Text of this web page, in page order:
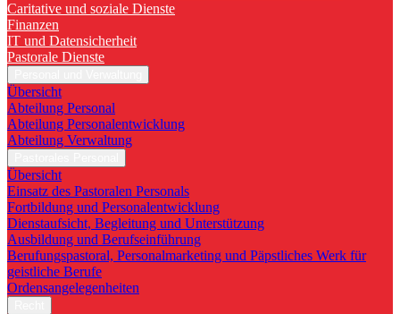
Caritative und soziale Dienste
Finanzen
IT und Datensicherheit
Pastorale Dienste
Übersicht
Abteilung Personal
Abteilung Personalentwicklung
Abteilung Verwaltung
Übersicht
Einsatz des Pastoralen Personals
Fortbildung und Personalentwicklung
Dienstaufsicht, Begleitung und Unterstützung
Ausbildung und Berufseinführung
Berufungspastoral, Personalmarketing und Päpstliches Werk für
geistliche Berufe
Ordensangelegenheiten